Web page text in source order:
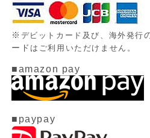
※ デビットカード及び、 海外発行
ード はご利用いただけません。
■amazon pay
■paypay